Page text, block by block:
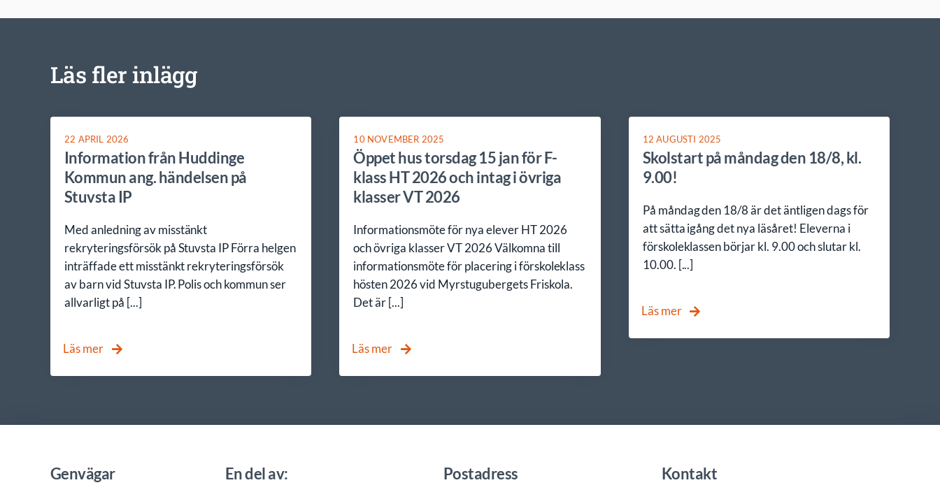
Läs fler inlägg
22 APRIL 2026
Information från Huddinge
Kommun ang. händelsen på
Stuvsta IP
Med anledning av misstänkt
rekryteringsförsök på Stuvsta IP Förra helgen
inträffade ett misstänkt rekryteringsförsök
av barn vid Stuvsta IP. Polis och kommun ser
allvarligt på [...]
Läs mer
10 NOVEMBER 2025
Öppet hus torsdag 15 jan för F-
klass HT 2026 och intag i övriga
klasser VT 2026
Informationsmöte för nya elever HT 2026
och övriga klasser VT 2026 Välkomna till
informationsmöte för placering i förskoleklass
hösten 2026 vid Myrstugubergets Friskola.
Det är [...]
Läs mer
12 AUGUSTI 2025
Skolstart på måndag den 18/8, kl.
9.00!
På måndag den 18/8 är det äntligen dags för
att sätta igång det nya läsåret! Eleverna i
förskoleklassen börjar kl. 9.00 och slutar kl.
10.00. [...]
Läs mer
Genvägar En del av: Postadress Kontakt